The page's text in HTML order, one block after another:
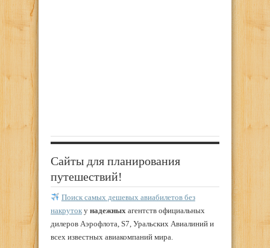
Сайты для планирования
путешествий!
Поиск самых дешевых авиабилетов без
накруток у надежных агентств официальных
дилеров Аэрофлота, S7, Уральских Авиалиний и
всех известных авиакомпаний мира.